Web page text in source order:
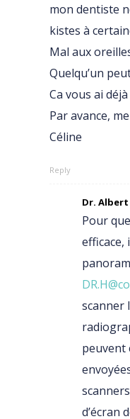
mon dentiste
kistes à
Mal aux
Quelqu’un
Ca vous ai
Par avance,
Céline
Reply
Dr.
Pour
efficace,
scanner
peuvent
d’écran